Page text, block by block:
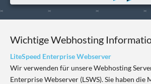
Wichtige Webhosting
LiteSpeed Enterprise Webserver
Wir verwenden für unsere Webhosting
Enterprise Webserver (LSWS). Sie haben die